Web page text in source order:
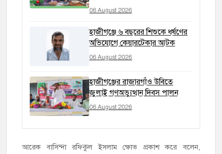
06 August 2026
হাজীগঞ্জে ৬ বছরের শিশুকে ধর্ষণের
অভিযোগে কেয়ারটেকার আটক
06 August 2026
হাজীগঞ্জের রাজারগাঁও উবিতে
জুলাই গণঅভ্যুত্থান দিবস পালন
06 August 2026
আরেক বাসিন্দা রফিকুল ইসলাম ক্ষোভ প্রকাশ করে বলেন,